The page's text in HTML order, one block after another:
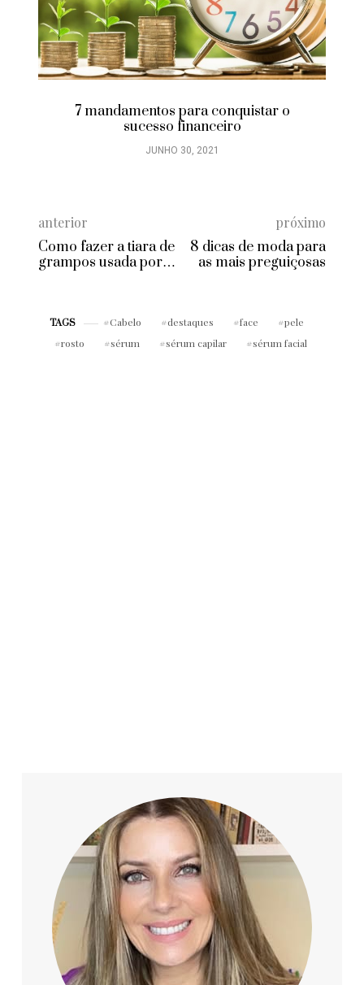
7 mandamentos para conquistar o
sucesso financeiro
JUNHO 30, 2021
anterior
Como fazer a tiara de
grampos usada por
próximo
8 dicas de moda para
as mais preguiçosas
TAGS Cabelo destaques face
pele
rosto
sérum sérum capilar sérum facial